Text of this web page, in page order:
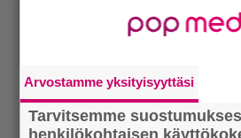
Arvostamme yksityisyyttäsi
Tarvitsemme
henkilökohtaisen